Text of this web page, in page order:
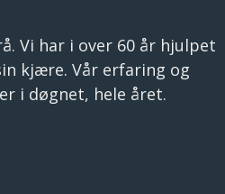
Vi har i over 60 år hjulpet
kjære. Vår erfaring og
i døgnet, hele året.